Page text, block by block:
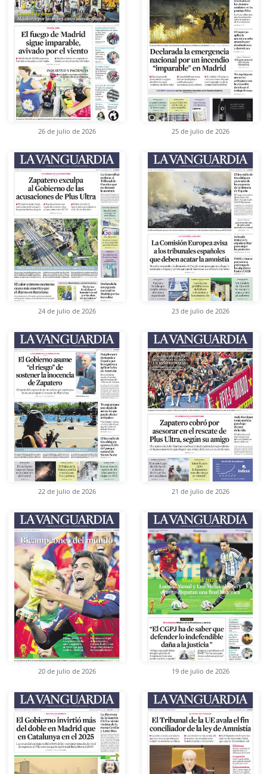
26 de julio de 2026 25 de julio de 2026
24 de julio de 2026 23 de julio de 2026
22 de julio de 2026 21 de julio de 2026
20 de julio de 2026 19 de julio de 2026